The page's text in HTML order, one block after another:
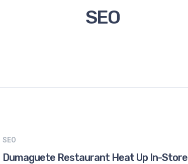
SEO
SEO
Dumaguete Restaurant Heat Up In-Store